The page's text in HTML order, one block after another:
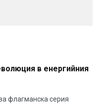
в енергийния
флагманска серия